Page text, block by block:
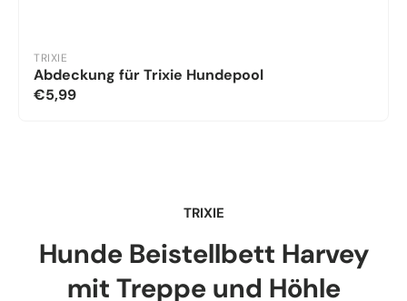
TRIXIE
Abdeckung für Trixie Hundepool
€5,99
TRIXIE
Hunde Beistellbett Harvey
mit Treppe und Höhle